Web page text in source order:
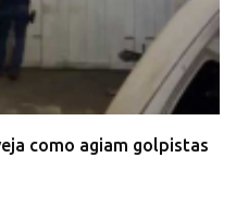
como agiam golpistas